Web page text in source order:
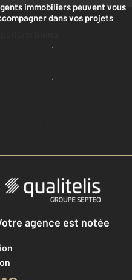
immobiliers peuvent vous
dans vos projets
Contacter l'agence
Demander une estimation
biens
Accéder à mon compte
agence est notée